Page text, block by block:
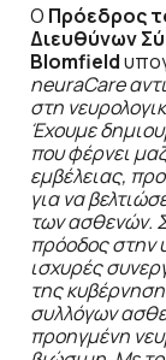
Ο Πρόεδρος
Διευθύνων
Blomfield
neuraCare
στη
Έχουμε
που φέρνει
εμβέλειας,
για να
των ασθενών.
πρόοδος στην
ισχυρές
της
συλλόγων
προηγμένη